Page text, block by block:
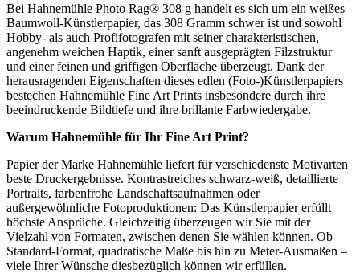
Bei Hahnemühle Photo Rag® 308 g handelt es sich um ein weißes
Baumwoll-Künstlerpapier, das 308 Gramm schwer ist und sowohl
Hobby- als auch Profifotografen mit seiner charakteristischen,
angenehm weichen Haptik, einer sanft ausgeprägten Filzstruktur
und einer feinen und griffigen Oberfläche überzeugt. Dank der
herausragenden Eigenschaften dieses edlen (Foto-)Künstlerpapiers
bestechen Hahnemühle Fine Art Prints insbesondere durch ihre
beeindruckende Bildtiefe und ihre brillante Farbwiedergabe.
Warum Hahnemühle für Ihr Fine Art Print?
Papier der Marke Hahnemühle liefert für verschiedenste Motivarten
beste Druckergebnisse. Kontrastreiches schwarz-weiß, detaillierte
Portraits, farbenfrohe Landschaftsaufnahmen oder
außergewöhnliche Fotoproduktionen: Das Künstlerpapier erfüllt
höchste Ansprüche. Gleichzeitig überzeugen wir Sie mit der
Vielzahl von Formaten, zwischen denen Sie wählen können. Ob
Standard-Format, quadratische Maße bis hin zu Meter-Ausmaßen –
viele Ihrer Wünsche diesbezüglich können wir erfüllen.